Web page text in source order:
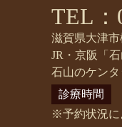
TEL：
滋賀県大津市
JR・京阪「
石山のケン
診療時間
※予約状況に